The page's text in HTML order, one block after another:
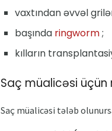
vaxtından əvvəl
başında ringworm;
kılların
Saç müalicəsi
Saç müalicəsi tələb